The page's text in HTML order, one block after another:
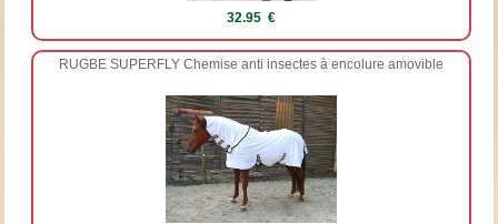
32.95 €
RUGBE SUPERFLY Chemise anti insectes à encolure amovible